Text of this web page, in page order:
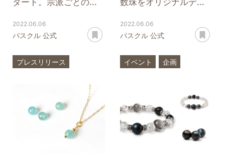
タート。宗派ごとの...
2022.06.06
パスクル 公式
あとで読む
プレスリリース
数珠をオリジナルデ...
2022.06.06
パスクル 公式
イベント
企画